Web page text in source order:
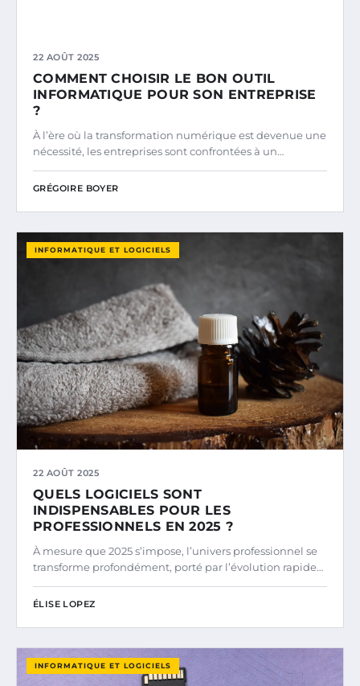
22 AOÛT 2025
COMMENT CHOISIR LE BON OUTIL
INFORMATIQUE POUR SON ENTREPRISE
?
À l’ère où la transformation numérique est devenue une
nécessité, les entreprises sont confrontées à un…
GRÉGOIRE BOYER
INFORMATIQUE ET LOGICIELS
22 AOÛT 2025
QUELS LOGICIELS SONT
INDISPENSABLES POUR LES
PROFESSIONNELS EN 2025 ?
À mesure que 2025 s’impose, l’univers professionnel se
transforme profondément, porté par l’évolution rapide…
ÉLISE LOPEZ
INFORMATIQUE ET LOGICIELS